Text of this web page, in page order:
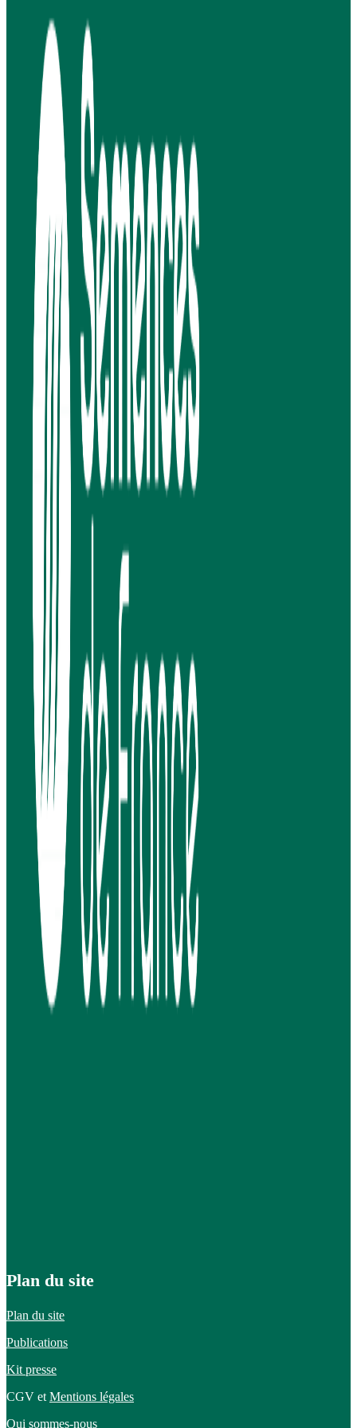
Plan du site
Plan du site
Publications
Kit presse
CGV et Mentions légales
Qui sommes-nous